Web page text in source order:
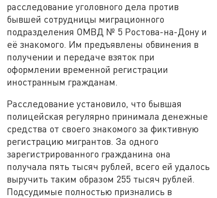
расследование уголовного дела против
бывшей сотрудницы миграционного
подразделения ОМВД № 5 Ростова-на-Дону и
её знакомого. Им предъявлены обвинения в
получении и передаче взяток при
оформлении временной регистрации
иностранным гражданам.
Расследование установило, что бывшая
полицейская регулярно принимала денежные
средства от своего знакомого за фиктивную
регистрацию мигрантов. За одного
зарегистрированного гражданина она
получала пять тысяч рублей, всего ей удалось
выручить таким образом 255 тысяч рублей.
Подсудимые полностью признались в